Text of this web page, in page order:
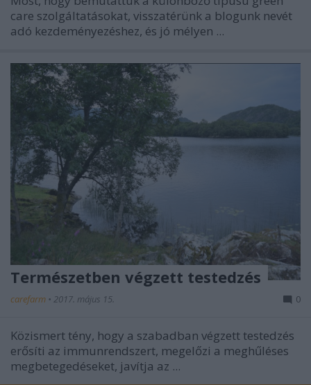
care szolgáltatásokat, visszatérünk a blogunk nevét
adó kezdeményezéshez, és jó mélyen ...
Természetben végzett testedzés
carefarm • 2017. május 15. 0
Közismert tény, hogy a szabadban végzett testedzés
erősíti az immunrendszert, megelőzi a meghűléses
megbetegedéseket, javítja az ...